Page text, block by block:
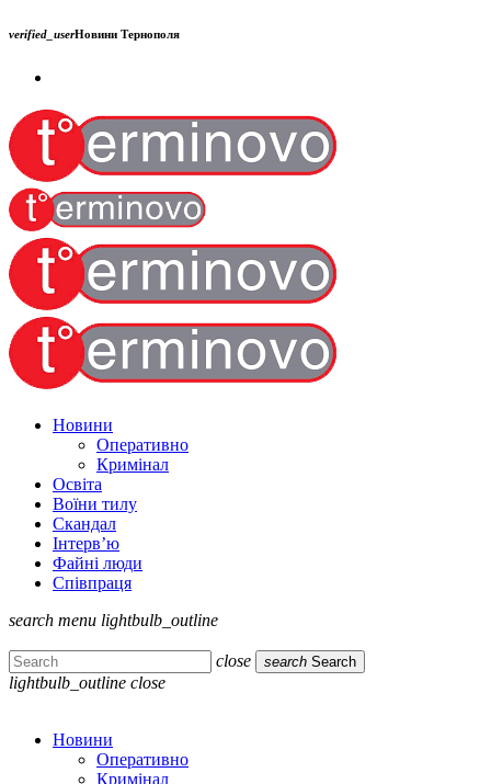
verified_userНовини Тернополя
Новини
Оперативно
Кримінал
Освіта
Воїни тилу
Скандал
Інтерв’ю
Файні люди
Співпраця
search menu lightbulb_outline
close search Search
lightbulb_outline close
Новини
Оперативно
Кримінал